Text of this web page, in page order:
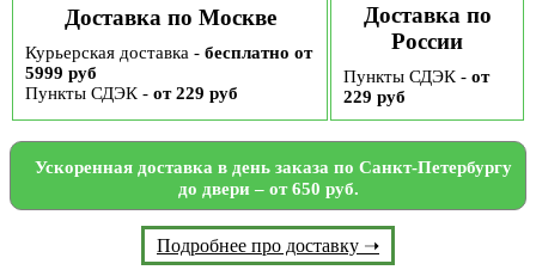
Доставка по Москве
Курьерская доставка - бесплатно от
5999 руб
Пункты СДЭК - от 229 руб
Доставка по
России
Пункты СДЭК - от
229 руб
Ускоренная доставка в день заказа по Санкт-Петербургу
до двери – от 650 руб.
Подробнее про доставку ➝